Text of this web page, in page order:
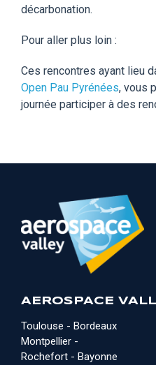
décarbonation.
Pour aller plus loin :
Ces rencontres ayant lieu
Open Pau Pyrénées, vous
journée participer à des
AEROSPACE
Toulouse - Bordeaux
Montpellier -
Rochefort - Bayonne